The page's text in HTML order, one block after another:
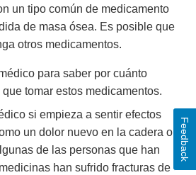
un tipo común de medicamento
de masa ósea. Es posible que
otros medicamentos.
para saber por cuánto
tomar estos medicamentos.
si empieza a sentir efectos
un dolor nuevo en la cadera o
de las personas que han
han sufrido fracturas de
Feedback